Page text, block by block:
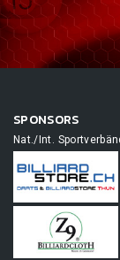
SPONSORS
Nat./Int.